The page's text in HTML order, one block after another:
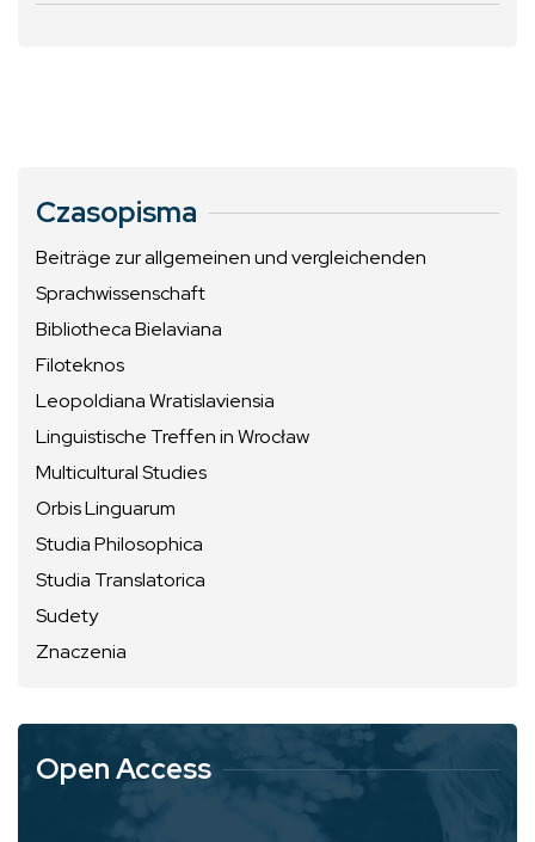
Czasopisma
Beiträge zur allgemeinen und vergleichenden
Sprachwissenschaft
Bibliotheca Bielaviana
Filoteknos
Leopoldiana Wratislaviensia
Linguistische Treffen in Wrocław
Multicultural Studies
Orbis Linguarum
Studia Philosophica
Studia Translatorica
Sudety
Znaczenia
Open Access